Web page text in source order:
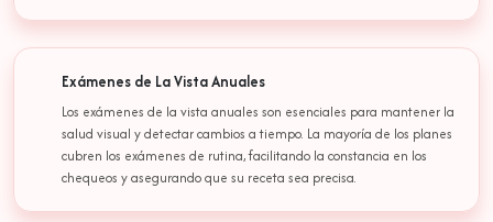
Exámenes de La Vista Anuales
Los exámenes de la vista anuales son esenciales para mantener la
salud visual y detectar cambios a tiempo. La mayoría de los planes
cubren los exámenes de rutina, facilitando la constancia en los
chequeos y asegurando que su receta sea precisa.